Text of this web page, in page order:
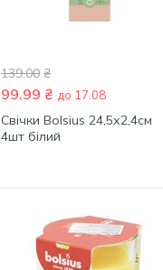
139.00 ₴
99.99 ₴ до 17.08
Свічки Bolsius 24,5х2,4см
4шт білий